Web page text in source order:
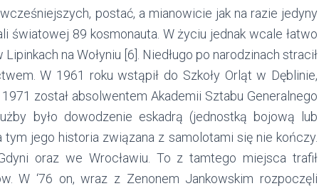
postać, a mianowicie jak na razie jedyny
światowej 89 kosmonauta. W życiu jednak wcale łatwo
na Wołyniu [6]. Niedługo po narodzinach stracił
W 1961 roku wstąpił do Szkoły Orląt w Dęblinie,
został absolwentem Akademii Sztabu Generalnego
było dowodzenie eskadrą (jednostką bojową lub
tym jego historia związana z samolotami się nie kończy.
oraz we Wrocławiu. To z tamtego miejsca trafił
W ‘76 on, wraz z Zenonem Jankowskim rozpoczęli